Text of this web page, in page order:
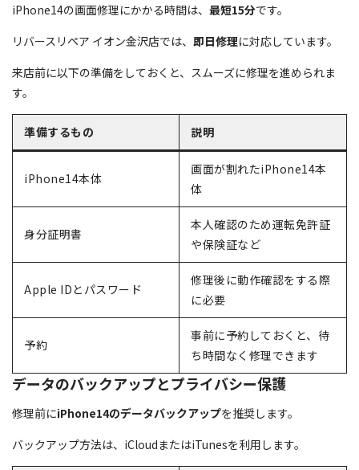
iPhone14の画面修理にかかる時間は、 最短15分です。
リバースリペア イオン金沢店では、 即日修理に対応しています。
来店前に以下の準備をしておくと、スムーズに修理を進められま
す。
準備するもの 説明
iPhone14本体
画面が割れたiPhone14本
体
身分証明書
本人確認のため運転免許証
や保険証など
Apple IDとパスワード
修理後に動作確認をする際
に必要
予約
事前に予約しておくと、待
ち時間なく修理できます
データのバックアップとプライバシー保護
修理前にiPhone14のデータバックアップを推奨します。
バックアップ方法は、iCloudまたはiTunesを利用します。